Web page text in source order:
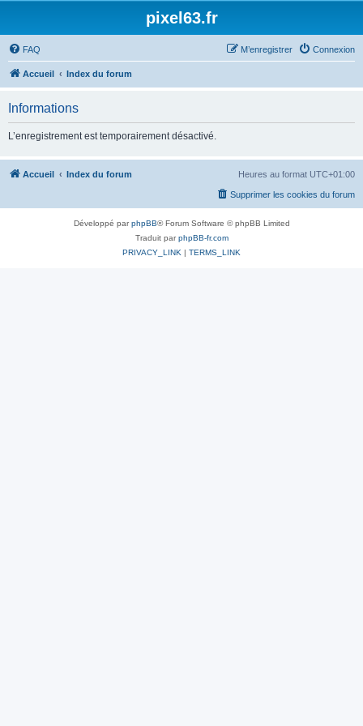
pixel63.fr
FAQ Connexion
M’enregistrer
Accueil Index du forum
Informations
L’enregistrement est temporairement désactivé.
Accueil Index du forum Heures au format UTC+01:00
Supprimer les cookies du forum
Développé parphpBB® Forum Software © phpBB Limited
Traduit parphpBB-fr.com
PRIVACY_LINK | TERMS_LINK